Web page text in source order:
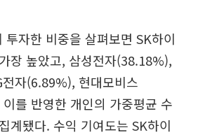
투자한 비중을 살펴보면 SK하이
장 높았고, 삼성전자(38.18%),
자(6.89%), 현대모비스
를 반영한 개인의 가중평균 수
계됐다. 수익 기여도는 SK하이